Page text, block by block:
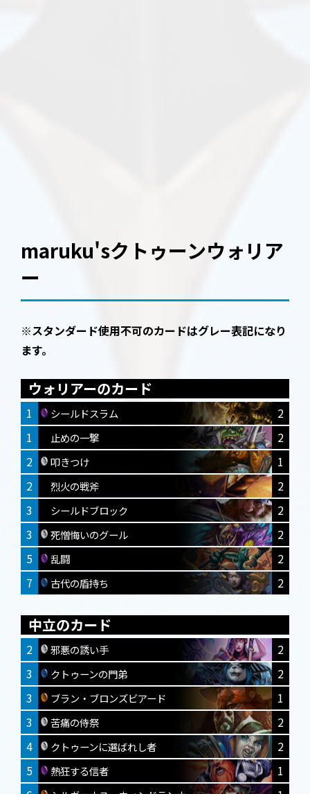
maruku'sクトゥーンウォリア
ー
※スタンダード使用不可のカードはグレー表記になり
ます。
ウォリアーのカード
1 シールドスラム
2
1
止めの一撃
2
2
叩きつけ
1
2
烈火の戦斧
2
3
シールドブロック
2
3
死憎悔いのグール
2
5
乱闘
2
7
古代の盾持ち 2
中立のカード
2 邪悪の誘い手
2
3
クトゥーンの門弟
2
3
ブラン・ブロンズビアード
1
3
苦痛の侍祭
2
4
クトゥーンに選ばれし者
2
5
熱狂する信者
1